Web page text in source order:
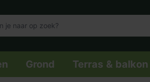
Grond Terras & balkon